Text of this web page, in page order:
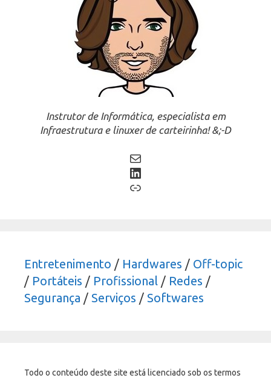
Instrutor de Informática, especialista em
Infraestrutura e linuxer de carteirinha! &;-D
Mail
LinkedIn
Link
Entretenimento / Hardwares / Off-topic
/ Portáteis / Profissional / Redes /
Segurança / Serviços / Softwares
Todo o conteúdo deste site está licenciado sob os termos